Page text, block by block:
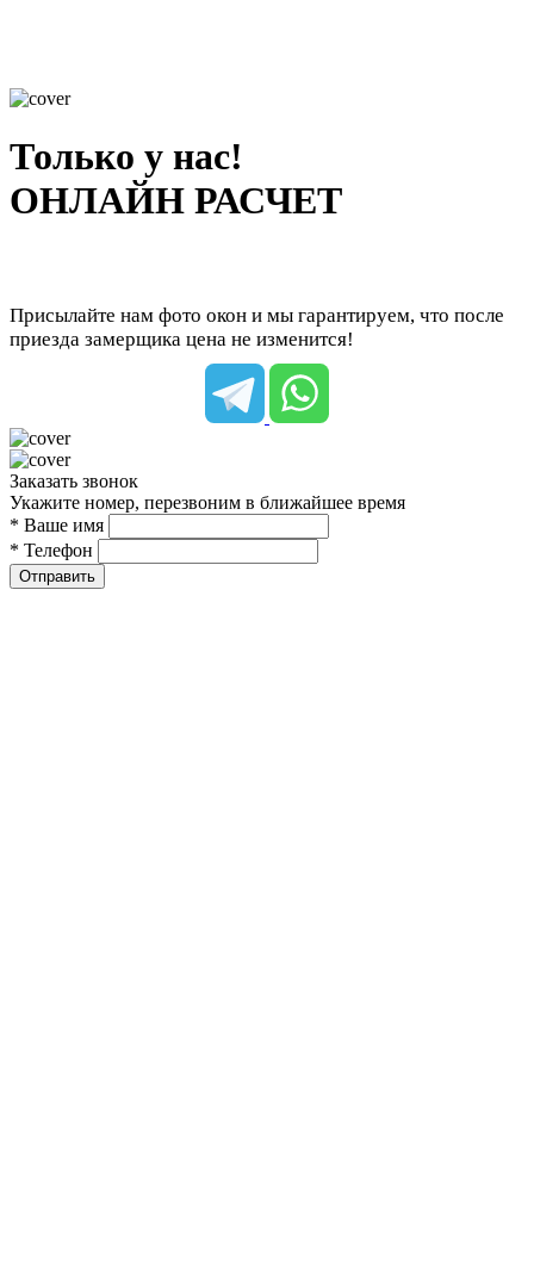
Только у нас!
ОНЛАЙН РАСЧЕТ
Присылайте нам фото окон и мы гарантируем, что после
приезда замерщика цена не изменится!
Заказать звонок
Укажите номер, перезвоним в ближайшее время
* Ваше имя
* Телефон
Отправить